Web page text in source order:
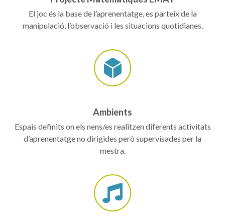
El joc és la base de l’aprenentatge, es parteix de la
manipulació, l’observació i les situacions quotidianes.
Ambients
Espais definits on els nens/es realitzen diferents activitats
d’aprenentatge no dirigides però supervisades per la
mestra.